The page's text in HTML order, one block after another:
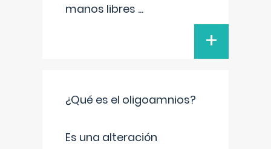
manos libres ...
+
¿Qué es el oligoamnios?
Es una alteración